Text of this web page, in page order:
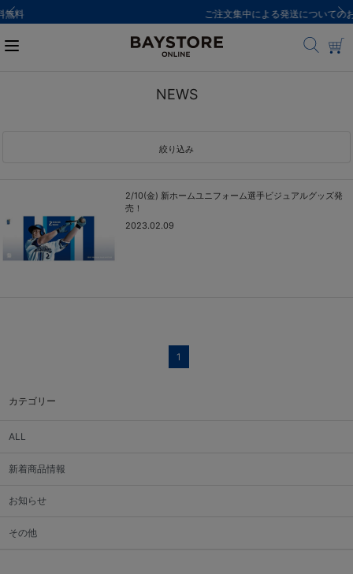
ご注文集中による発送についてのお知らせ
カテゴリー
ALL
新着商品情報
お知らせ
その他
NEWS
絞り込み
2/10(金) 新ホームユニフォーム選手ビジュアルグッズ発
売！
2023.02.09
1